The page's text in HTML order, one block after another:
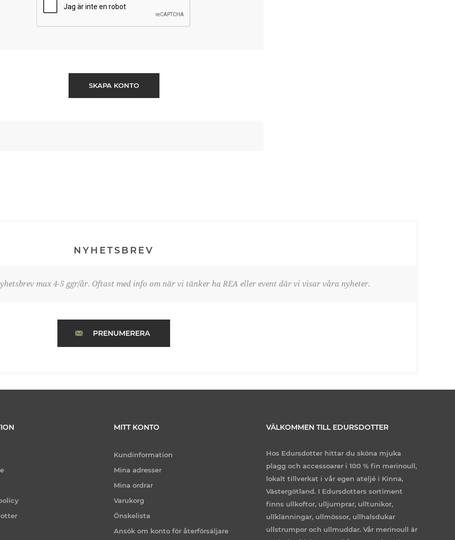
SKAPA KONTO
NYHETSBREV
max 4-5 ggr/år. Oftast med info om när vi tänker ha REA eller event där vi visar våra nyheter.
PRENUMERERA
MITT KONTO
Kundinformation
Mina adresser
Mina ordrar
Varukorg
Önskelista
Ansök om konto för återförsäljare
VÄLKOMMEN TILL EDURSDOTTER
Hos Edursdotter hittar du sköna mjuka
plagg och accessoarer i 100 % fin merinoull,
lokalt tillverkat i vår egen ateljé i Kinna,
Västergötland. I Edursdotters sortiment
finns ullkoftor, ulljumprar, ulltunikor,
ullklänningar, ullmössor, ullhalsdukar
ullstrumpor och ullmuddar. Vår merinoull är